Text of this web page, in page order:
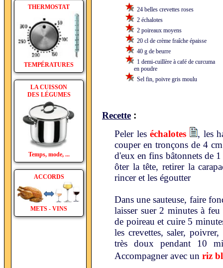
THERMOSTAT
TEMPÉRATURES
LA CUISSON
DES LÉGUMES
Temps, mode, ...
ACCORDS
METS - VINS
24 belles crevettes roses
2 échalotes
2 poireaux moyens
20 cl de crème fraîche épaisse
40 g de beurre
1 demi-cuillère à café de curcuma
en poudre
Sel fin, poivre gris moulu
Recette :
Peler leséchalotes
, les
couper en tronçons de 4
d'eux en fins bâtonnets de
ôter la tête, retirer la
rincer et les égoutter
Dans une sauteuse, faire
laisser suer 2 minutes à
de poireau et cuire 5
les crevettes, saler,
très doux pendant 10
Accompagner avec un riz